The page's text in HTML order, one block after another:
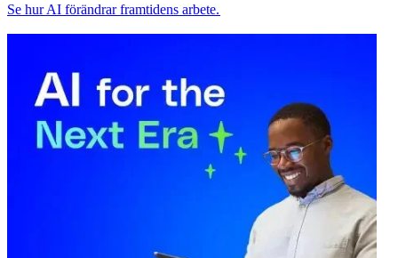
Se hur AI förändrar framtidens arbete.​​